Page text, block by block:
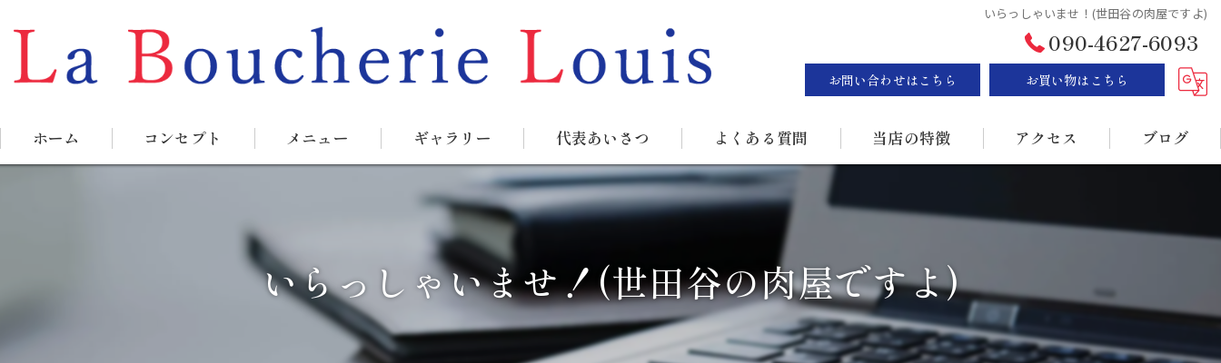
いらっしゃいませ！(世田谷の肉屋ですよ)
090-4627-6093
お問い合わせはこちら お買い物はこちら
ホーム コンセプト メニュー ギャラリー 代表あいさつ よくある質問 当店の特徴
ステーキ
BBQ
販売
アクセス ブログ
いらっしゃいませ！(世田谷の肉屋ですよ)